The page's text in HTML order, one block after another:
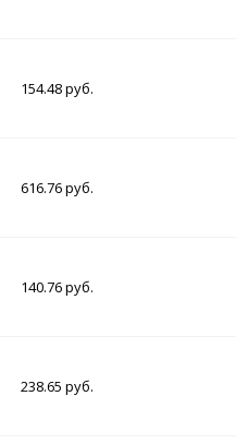
154.48 руб.
616.76 руб.
140.76 руб.
238.65 руб.